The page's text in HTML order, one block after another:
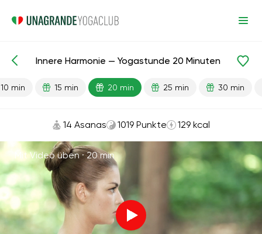
Fertige Lektionen Anti-Stress
Innere Harmonie — Yogastunde 20 Minuten
10 min 15 min 20 min 25 min 30 min
14 Asanas 1019 Punkte 129 kcal
Mit Video üben ·20 min